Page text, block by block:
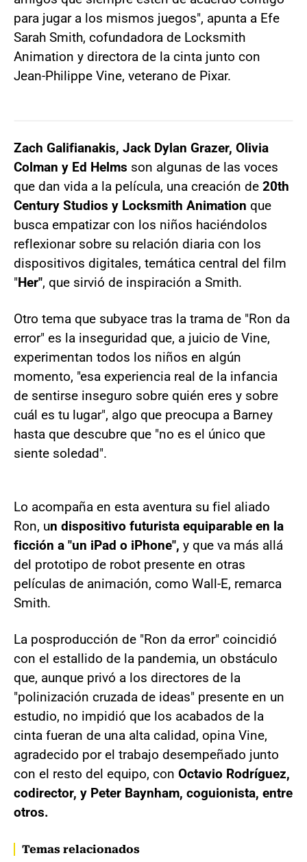
para jugar a los mismos juegos", apunta a Efe
Sarah Smith, cofundadora de Locksmith
Animation y directora de la cinta junto con
Jean-Philippe Vine, veterano de Pixar.
Zach Galifianakis, Jack Dylan Grazer, Olivia
Colman y Ed Helms son algunas de las voces
que dan vida a la película, una creación de 20th
Century Studios y Locksmith Animation que
busca empatizar con los niños haciéndolos
reflexionar sobre su relación diaria con los
dispositivos digitales, temática central del film
"Her", que sirvió de inspiración a Smith.
Otro tema que subyace tras la trama de "Ron da
error" es la inseguridad que, a juicio de Vine,
experimentan todos los niños en algún
momento, "esa experiencia real de la infancia
de sentirse inseguro sobre quién eres y sobre
cuál es tu lugar", algo que preocupa a Barney
hasta que descubre que "no es el único que
siente soledad".
Lo acompaña en esta aventura su fiel aliado
Ron, un dispositivo futurista equiparable en la
ficción a "un iPad o iPhone", y que va más allá
del prototipo de robot presente en otras
películas de animación, como Wall-E, remarca
Smith.
La posproducción de "Ron da error" coincidió
con el estallido de la pandemia, un obstáculo
que, aunque privó a los directores de la
"polinización cruzada de ideas" presente en un
estudio, no impidió que los acabados de la
cinta fueran de una alta calidad, opina Vine,
agradecido por el trabajo desempeñado junto
con el resto del equipo, con Octavio Rodríguez,
codirector, y Peter Baynham, coguionista, entre
otros.
Temas relacionados